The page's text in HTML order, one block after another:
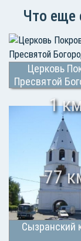
Что еще
Церковь
Пресвятой
1
Сызранский
77